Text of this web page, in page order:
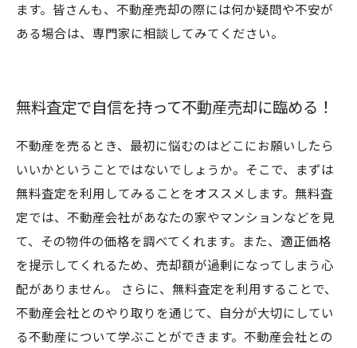
ます。皆さんも、不動産売却の際には何か疑問や不安が
ある場合は、専門家に相談してみてください。
無料査定で自信を持って不動産売却に臨める！
不動産を売るとき、最初に悩むのはどこにお願いしたら
いいかということではないでしょうか。そこで、まずは
無料査定を利用してみることをオススメします。無料査
定では、不動産会社があなたの家やマンションなどを見
て、その物件の価格を調べてくれます。また、適正価格
を提示してくれるため、売却額が過剰になってしまう心
配がありません。 さらに、無料査定を利用することで、
不動産会社とのやり取りを通じて、自分が大切にしてい
る不動産について学ぶことができます。不動産会社との